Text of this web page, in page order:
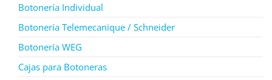
Botonería Individual
Botonería Telemecanique / Schneider
Botonería WEG
Cajas para Botoneras